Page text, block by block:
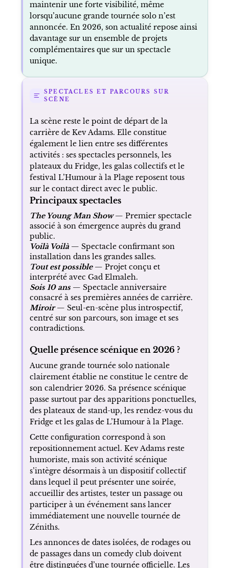
maintenir une forte visibilité, même
lorsqu’aucune grande tournée solo n’est
annoncée. En 2026, son actualité repose ainsi
davantage sur un ensemble de projets
complémentaires que sur un spectacle
unique.
SPECTACLES ET PARCOURS SUR
SCÈNE
La scène reste le point de départ de la
carrière de Kev Adams. Elle constitue
également le lien entre ses différentes
activités : ses spectacles personnels, les
plateaux du Fridge, les galas collectifs et le
festival L’Humour à la Plage reposent tous
sur le contact direct avec le public.
Principaux spectacles
The Young Man Show— Premier spectacle
associé à son émergence auprès du grand
public.
Voilà Voilà— Spectacle confirmant son
installation dans les grandes salles.
Tout est possible— Projet conçu et
interprété avec Gad Elmaleh.
Sois 10 ans— Spectacle anniversaire
consacré à ses premières années de carrière.
Miroir— Seul-en-scène plus introspectif,
centré sur son parcours, son image et ses
contradictions.
Quelle présence scénique en 2026 ?
Aucune grande tournée solo nationale
clairement établie ne constitue le centre de
son calendrier 2026. Sa présence scénique
passe surtout par des apparitions ponctuelles,
des plateaux de stand-up, les rendez-vous du
Fridge et les galas de L’Humour à la Plage.
Cette configuration correspond à son
repositionnement actuel. Kev Adams reste
humoriste, mais son activité scénique
s’intègre désormais à un dispositif collectif
dans lequel il peut présenter une soirée,
accueillir des artistes, tester un passage ou
participer à un événement sans lancer
immédiatement une nouvelle tournée de
Zéniths.
Les annonces de dates isolées, de rodages ou
de passages dans un comedy club doivent
être distinguées d’une tournée officielle. Les